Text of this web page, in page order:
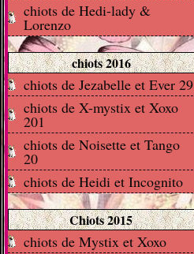
chiots de Hedi-lady &
Lorenzo
chiots 2016
chiots de Jezabelle et Ever 29
chiots de X-mystix et Xoxo
201
chiots de Noisette et Tango
20
chiots de Heidi et Incognito
Chiots 2015
chiots de Mystix et Xoxo